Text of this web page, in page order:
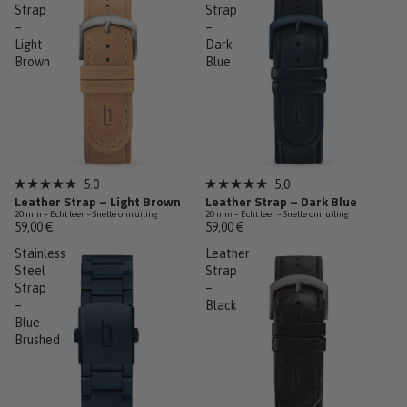
sterren
sterren
Strap
–
Light
Brown
Beoordeeld
met
5.0
van
de
5
sterren
5.0
Leather Strap – Light Brown
20 mm – Echt leer – Snelle omruiling
59,00 €
Strap
–
Dark
Blue
Beoordeeld
met
5.0
van
de
5
sterren
5.0
Leather Strap – Dark Blue
20 mm – Echt leer – Snelle omruiling
59,00 €
Stainless
Steel
Strap
–
Blue
Brushed
Leather
Strap
–
Black